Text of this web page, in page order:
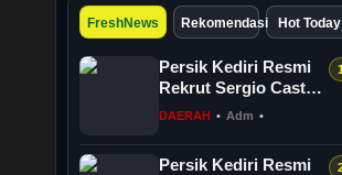
FreshNews Rekomendasi Hot Today
Persik Kediri Resmi
Rekrut Sergio Castel,
Perkuat Lini Depan
League...
DAERAH • Adm •
Persik Kediri Resmi